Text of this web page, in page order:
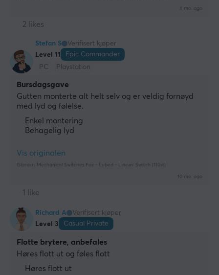
4 mo. ago
2 likes
Stefan S
Verifisert kjøper
Level 11
Epic Commander
PC
Playstation
Bursdagsgave
Gutten monterte alt helt selv og er veldig fornøyd
med lyd og følelse.
Enkel montering
Behagelig lyd
Vis originalen
Glorious Mechanical Switches Fox - Lubed - Lineær Switch (110st)
10 mo. ago
1 like
Richard A
Verifisert kjøper
Level 3
Casual Private
Flotte brytere, anbefales
Høres flott ut og føles flott
Høres flott ut